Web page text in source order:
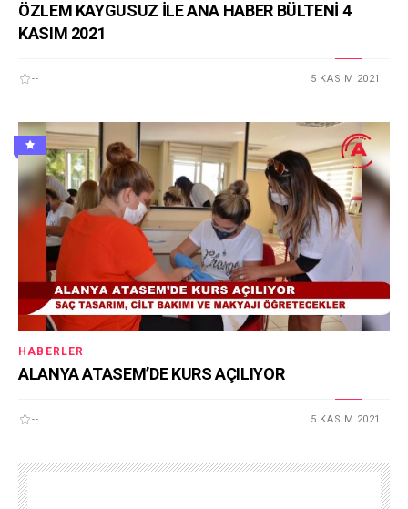
ÖZLEM KAYGUSUZ İLE ANA HABER BÜLTENİ 4
KASIM 2021
-- 5 KASIM 2021
HABERLER
ALANYA ATASEM’DE KURS AÇILIYOR
-- 5 KASIM 2021